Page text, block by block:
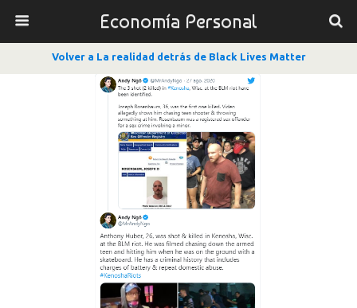
Economía Personal
Volver a La realidad detrás de Black Lives Matter